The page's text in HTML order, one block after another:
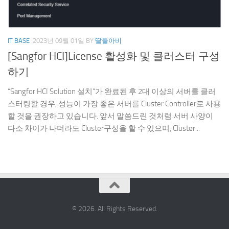
IT BASE 2023년 09월 01일 BY 딸둘아비
[Sangfor HCI]License 활성화 및 클러스터 구성
하기
“Sangfor HCI Solution 설치“가 완료된 후 2대 이상의 서버를 클러
스터링할 경우, 성능이 가장 좋은 서버를 Cluster Controller로 사용
할 것을 권장하고 있습니다. 앞서 말씀드린 것처럼 서버 사양이
다소 차이가 나더라도 Cluster구성을 할 수 있으며, Cluster...
© 2026. All Rights Reserved.